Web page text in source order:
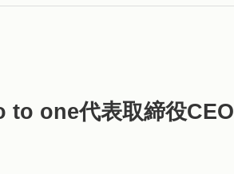
to one代表取締役CEO